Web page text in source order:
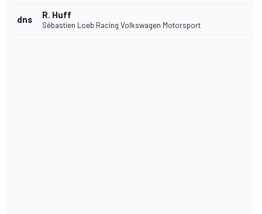
dns R. Huff
Sébastien Loeb Racing Volkswagen Motorsport